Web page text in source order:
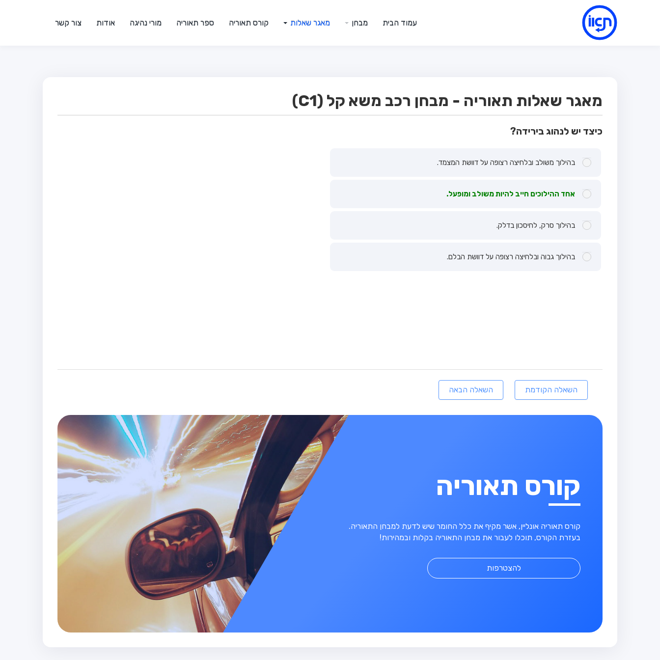
עמוד הבית מבחן מאגר שאלות קורס תאוריה ספר תאוריה מורי נהיגה אודות צור קשר
מאגר שאלות תאוריה - מבחן רכב משא קל (C1)
כיצד יש לנהוג בירידה?
בהילוך משולב ובלחיצה רצופה על דוושת המצמד.
אחד ההילוכים חייב להיות משולב ומופעל.
בהילוך סרק, לחיסכון בדלק.
בהילוך גבוה ובלחיצה רצופה על דוושת הבלם.
השאלה הקודמת השאלה הבאה
קורס תאוריה
קורס תאוריה אונליין, אשר מקיף את כלל החומר שיש לדעת למבחן התאוריה.
בעזרת הקורס, תוכלו לעבור את מבחן התאוריה בקלות ובמהירות!
להצטרפות